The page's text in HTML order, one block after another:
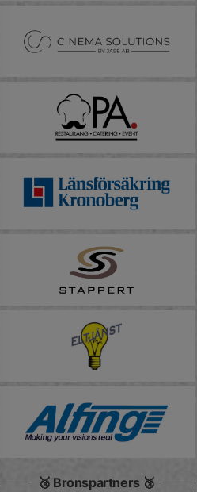
🥉 Bronspartners 🥉